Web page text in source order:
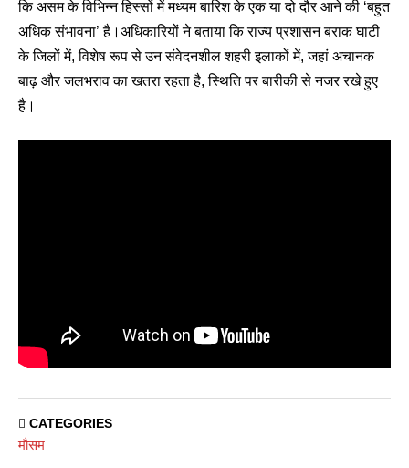
कि असम के विभिन्न हिस्सों में मध्यम बारिश के एक या दो दौर आने की ‘बहुत
अधिक संभावना’ है।अधिकारियों ने बताया कि राज्य प्रशासन बराक घाटी
के जिलों में, विशेष रूप से उन संवेदनशील शहरी इलाकों में, जहां अचानक
बाढ़ और जलभराव का खतरा रहता है, स्थिति पर बारीकी से नजर रखे हुए
है।
CATEGORIES
मौसम